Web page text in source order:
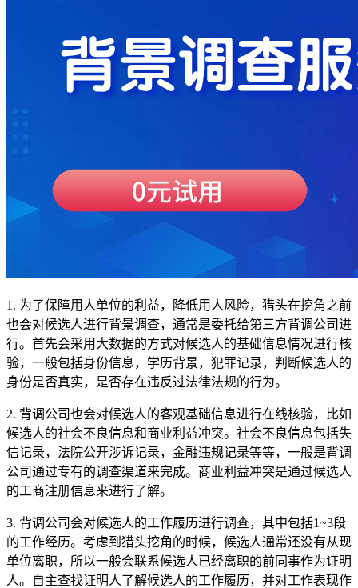
1. 为了保障用人单位的利益，降低用人风险，猎头在挖角之前
也会对候选人进行背景调查，通常是委托给第三方背调公司进
行。首先会采用大数据的方式对候选人的基础信息情况进行核
验，一般包括身份信息，学历背景，犯罪记录，判断候选人的
身份是否真实，是否存在违反过法律法规的行为。
2. 背调公司也会对候选人的客观基础信息进行在线核验，比如
候选人的社会不良信息和商业利益冲突。社会不良信息包括失
信记录，法院公开涉诉记录，金融违规记录等等，一般是背调
公司通过专有的调查渠道来完成。商业利益冲突是通过候选人
的工商注册信息来进行了解。
3. 背调公司会对候选人的工作履历进行调查，其中包括1~3段
的工作经历。考虑到猎头挖角的时候，候选人通常还没有从现
单位离职，所以一般会联系候选人已经离职的前同事作为证明
人。自主查找证明人了解候选人的工作履历，并对工作表现作